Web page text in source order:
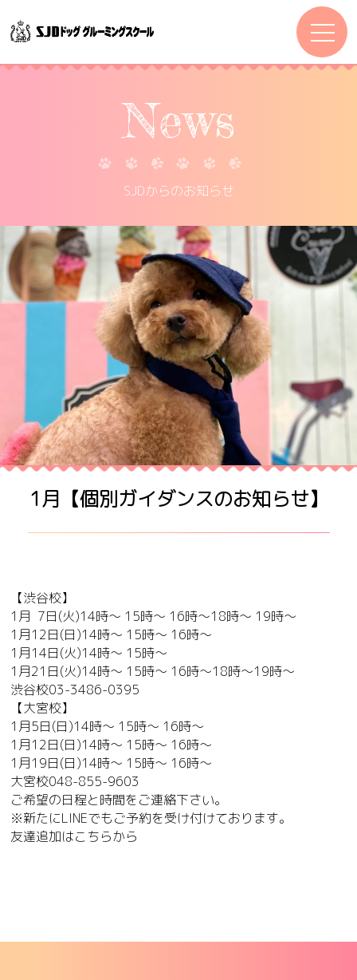
News
SJDからのお知らせ
1月【個別ガイダンスのお知らせ】
【渋谷校】
1月 7日(火)14時～ 15時～ 16時～18時～ 19時～
1月12日(日)14時～ 15時～ 16時～
1月14日(火)14時～ 15時～
1月21日(火)14時～ 15時～ 16時～18時～19時～
渋谷校03-3486-0395
【大宮校】
1月5日(日)14時～ 15時～ 16時～
1月12日(日)14時～ 15時～ 16時～
1月19日(日)14時～ 15時～ 16時～
大宮校048-855-9603
ご希望の日程と時間をご連絡下さい。
※新たにLINEでもご予約を受け付けております。
友達追加はこちらから